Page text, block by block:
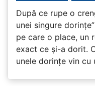
După ce rupe o
unei singure
pe care o place, un
exact ce și-a dorit.
unele dorințe vin cu